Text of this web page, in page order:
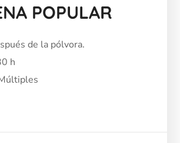
POPULAR
de la pólvora.
h